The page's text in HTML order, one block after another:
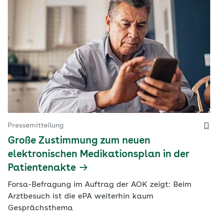
Pressemitteilung
Große Zustimmung zum neuen
elektronischen Medikationsplan in der
Patientenakte
Forsa-Befragung im Auftrag der AOK zeigt: Beim
Arztbesuch ist die ePA weiterhin kaum
Gesprächsthema